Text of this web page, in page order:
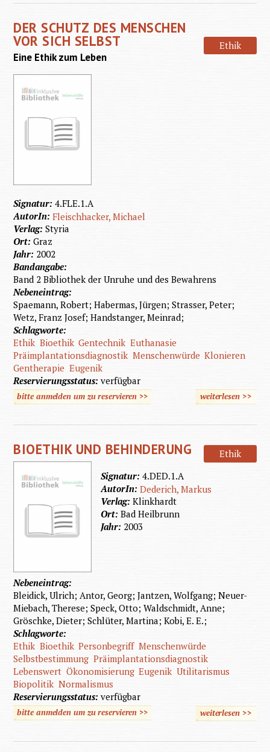
DER SCHUTZ DES MENSCHEN
VOR SICH SELBST Ethik
Eine Ethik zum Leben
Signatur:4.FLE.1.A
AutorIn:Fleischhacker, Michael
Verlag:Styria
Ort:Graz
Jahr: 2002
Bandangabe:
Band 2 Bibliothek der Unruhe und des Bewahrens
Nebeneintrag:
Spaemann, Robert; Habermas, Jürgen; Strasser, Peter;
Wetz, Franz Josef; Handstanger, Meinrad;
Schlagworte:
Ethik Bioethik Gentechnik Euthanasie
Präimplantationsdiagnostik Menschenwürde Klonieren
Gentherapie Eugenik
Reservierungsstatus:verfügbar
bitte anmelden um zu reservieren >> weiterlesen über
>>
BIOETHIK UND BEHINDERUNG
Ethik
Signatur:4.DED.1.A
AutorIn:Dederich, Markus
Verlag:Klinkhardt
Ort:Bad Heilbrunn
Jahr: 2003
Nebeneintrag:
Bleidick, Ulrich; Antor, Georg; Jantzen, Wolfgang; Neuer-
Miebach, Therese; Speck, Otto; Waldschmidt, Anne;
Gröschke, Dieter; Schlüter, Martina; Kobi, E. E.;
Schlagworte:
Ethik Bioethik Personbegriff Menschenwürde
Selbstbestimmung Präimplantationsdiagnostik
Lebenswert Ökonomisierung Eugenik Utilitarismus
Biopolitik Normalismus
Reservierungsstatus:verfügbar
bitte anmelden um zu reservieren >> weiterlesen>>